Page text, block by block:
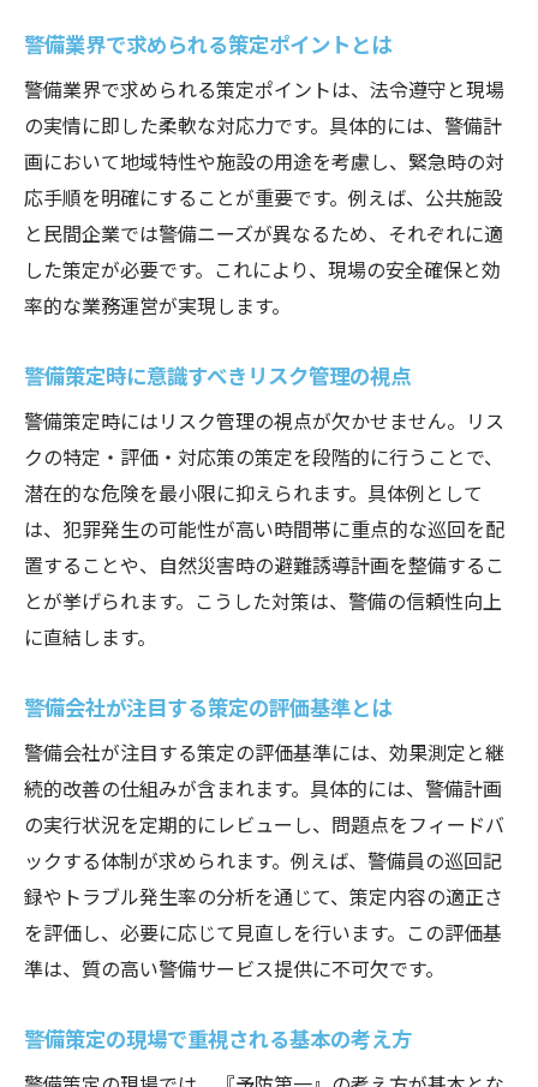
警備員教育が策定力向上に果たす役割とは
警備策定に直結する教育内容のポイント
警備員教育資料を活用した実践的策定方法
警備策定に必要な教育の質と研修の重要性
警備会社の教育体制が策定に与える影響
警備員教育と評価基準の連動性を解説
人材育成で変わる警備業界の将来性
警備策定における人材育成の最新事例
警備会社で進む人材育成の重要性と効果
警備業界の将来性を左右する育成戦略
警備員の資質向上と業界変革の可能性
警備業界で求められる新たな人材像とは
警備策定を成功へ導く評価表の活用法
警備員評価表を用いた策定効果の見える化
警備会社で評価表を活かす業務改善策
警備策定の質を高める評価表の活用ポイン
ト
警備業界で注目される評価表の最新動向
警備策定と評価表連動による人材育成
新技術導入時の警備策定ポイント解説
警備策定における新技術導入の注意点とは
警備業界の最先端技術と策定の関係性
警備策定で新技術を効果的に活かす方法
警備業界で求められる策定ポイントとは
警備業界で求められる策定ポイントは、法令遵守と現場
の実情に即した柔軟な対応力です。具体的には、警備計
画において地域特性や施設の用途を考慮し、緊急時の対
応手順を明確にすることが重要です。例えば、公共施設
と民間企業では警備ニーズが異なるため、それぞれに適
した策定が必要です。これにより、現場の安全確保と効
率的な業務運営が実現します。
警備策定時に意識すべきリスク管理の視点
警備策定時にはリスク管理の視点が欠かせません。リス
クの特定・評価・対応策の策定を段階的に行うことで、
潜在的な危険を最小限に抑えられます。具体例として
は、犯罪発生の可能性が高い時間帯に重点的な巡回を配
置することや、自然災害時の避難誘導計画を整備するこ
とが挙げられます。こうした対策は、警備の信頼性向上
に直結します。
警備会社が注目する策定の評価基準とは
警備会社が注目する策定の評価基準には、効果測定と継
続的改善の仕組みが含まれます。具体的には、警備計画
の実行状況を定期的にレビューし、問題点をフィードバ
ックする体制が求められます。例えば、警備員の巡回記
録やトラブル発生率の分析を通じて、策定内容の適正さ
を評価し、必要に応じて見直しを行います。この評価基
準は、質の高い警備サービス提供に不可欠です。
警備策定の現場で重視される基本の考え方